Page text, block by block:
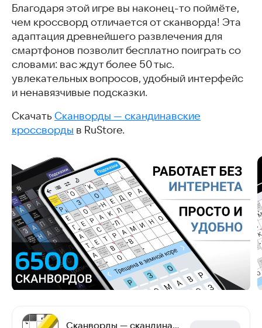
Благодаря этой игре вы наконец-то поймёте,
чем кроссворд отличается от сканворда! Эта
адаптация древнейшего развлечения для
смартфонов позволит бесплатно поиграть со
словами: вас ждут более 50 тыс.
увлекательных вопросов, удобный интерфейс
и ненавязчивые подсказки.
Скачать Сканворды — скандинавские
кроссворды в RuStore.
Сканворды — скандинавские кроссворды